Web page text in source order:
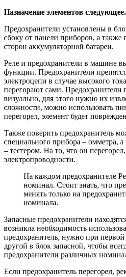
Назначение элементов следующее.
Предохранители установлены в
сбоку от панели приборов, а также
сторон аккумуляторной батареи.
Реле и предохранители в машине
функции. Предохранители
электроцепи в случае высокого
перегорают сами. Предохранители
визуально, для этого нужно их
сложности, можно использовать
перегорел, элемент будет
Также поверить предохранитель
специального прибора – омметра,
– тестером. На то, что он
электропроводности.
На каждом предохранителе
номинал. Стоит знать, что
менять только на
номинала.
Запасные предохранители
возникла необходимость
предохранитель, нужно при
другой в блок запасной, чтобы
предохранители различных
Если предохранитель перегорел,